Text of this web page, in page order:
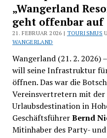
„Wangerland
geht offenbar auf
21. FEBRUAR 2026 | TOURISMUS
WANGERLAND
Wangerland (21. 2. 2026)
will seine Infrastruktur
öffnen. Das war die
Vereinsvertretern mit der
Urlaubsdestination in
GeschäftsführerBernd
Mitinhaber des Party-